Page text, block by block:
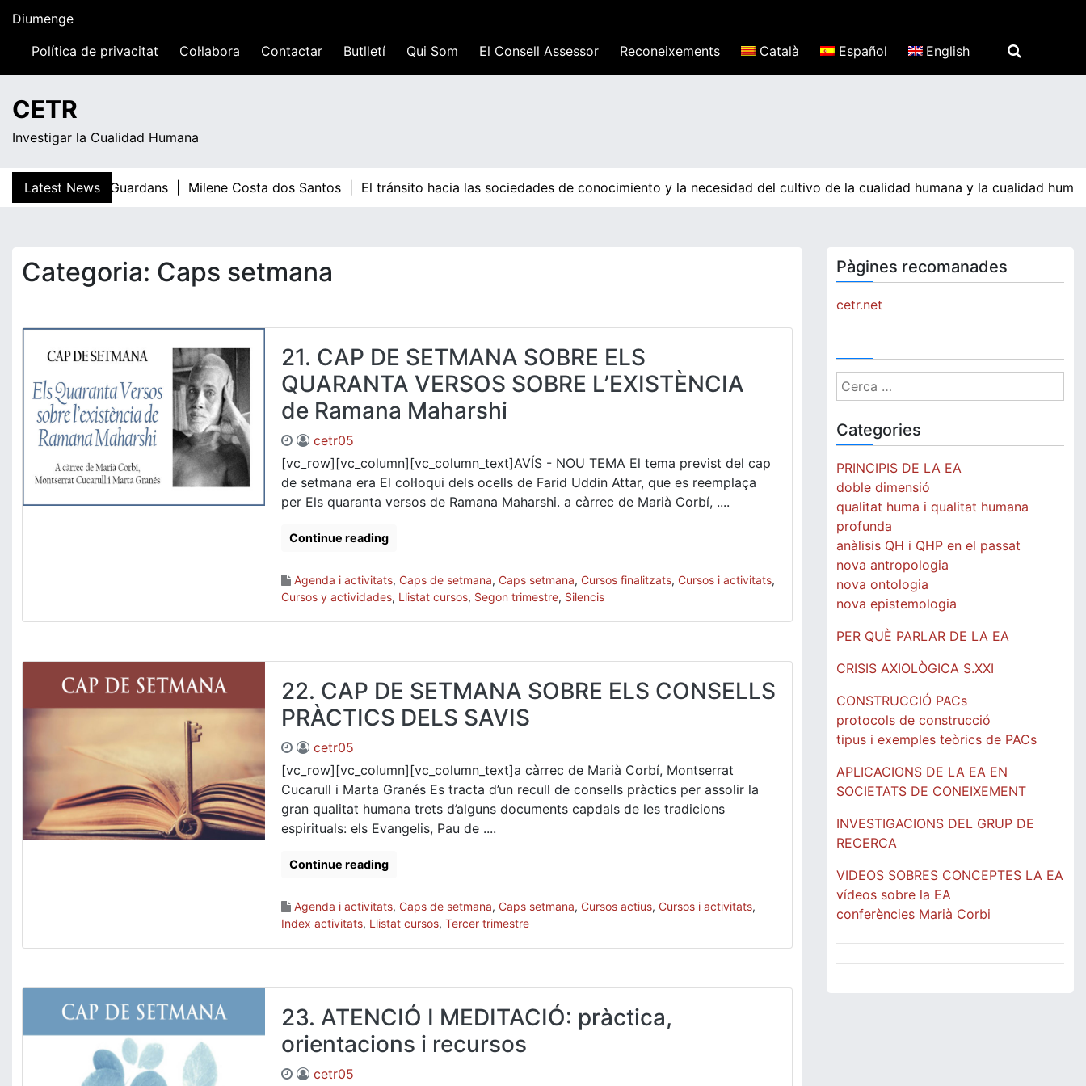
content
Diumenge
13:05Política de privacitat Col·labora Contactar Butlletí Qui Som El Consell Assessor Reconeixements Català Español English
CETR
Investigar la Cualidad Humana
Latest News
Teresa Guardans | Milene Costa dos Santos | El tránsito hacia las sociedades de conocimiento y la necesidad del cultivo de la cualidad humana y la cualidad
Categoria: Caps setmana
21. CAP DE SETMANA SOBRE ELS
QUARANTA VERSOS SOBRE L’EXISTÈNCIA
de Ramana Maharshi
cetr05
[vc_row][vc_column][vc_column_text]AVÍS - NOU TEMA El tema previst del cap
de setmana era El col·loqui dels ocells de Farid Uddin Attar, que es reemplaça
per Els quaranta versos de Ramana Maharshi. a càrrec de Marià Corbí, ....
Continue reading
Agenda i activitats, Caps de setmana, Caps setmana, Cursos finalitzats, Cursos i activitats,
Cursos y actividades, Llistat cursos, Segon trimestre, Silencis
22. CAP DE SETMANA SOBRE ELS CONSELLS
PRÀCTICS DELS SAVIS
cetr05
[vc_row][vc_column][vc_column_text]a càrrec de Marià Corbí, Montserrat
Cucarull i Marta Granés Es tracta d’un recull de consells pràctics per assolir la
gran qualitat humana trets d’alguns documents capdals de les tradicions
espirituals: els Evangelis, Pau de ....
Continue reading
Agenda i activitats, Caps de setmana, Caps setmana, Cursos actius, Cursos i activitats,
Index activitats, Llistat cursos, Tercer trimestre
23. ATENCIÓ I MEDITACIÓ: pràctica,
orientacions i recursos
cetr05
Pàgines recomanades
cetr.net
Cerca:
Categories
PRINCIPIS DE LA EA
doble dimensió
qualitat huma i qualitat humana
profunda
anàlisis QH i QHP en el passat
nova antropologia
nova ontologia
nova epistemologia
PER QUÈ PARLAR DE LA EA
CRISIS AXIOLÒGICA S.XXI
CONSTRUCCIÓ PACs
protocols de construcció
tipus i exemples teòrics de PACs
APLICACIONS DE LA EA EN
SOCIETATS DE CONEIXEMENT
INVESTIGACIONS DEL GRUP DE
RECERCA
VIDEOS SOBRES CONCEPTES LA EA
vídeos sobre la EA
conferències Marià Corbi